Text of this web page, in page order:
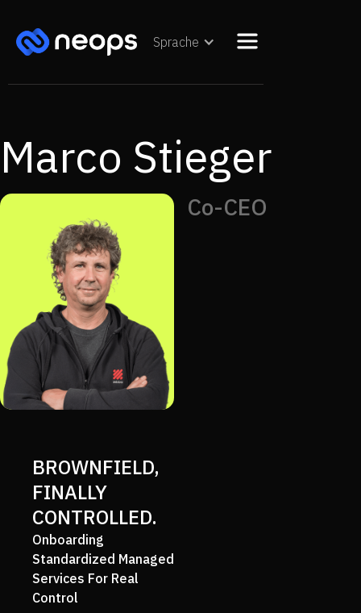
Sprache
Marco Stieger
Co-CEO
BROWNFIELD,
FINALLY
CONTROLLED.
Onboarding
Standardized Managed
Services For Real
Control